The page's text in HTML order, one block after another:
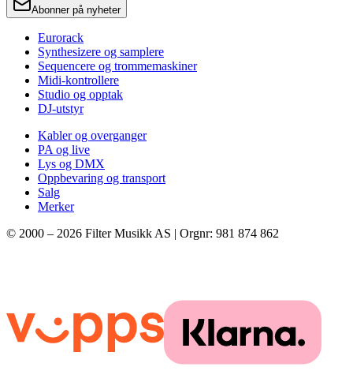
Abonner på nyheter
Eurorack
Synthesizere og samplere
Sequencere og trommemaskiner
Midi-kontrollere
Studio og opptak
DJ-utstyr
Kabler og overganger
PA og live
Lys og DMX
Oppbevaring og transport
Salg
Merker
© 2000 – 2026 Filter Musikk AS | Orgnr: 981 874 862